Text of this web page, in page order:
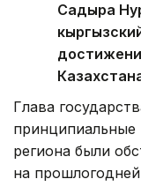
Садыра
Глава
принципиальные
региона были
на